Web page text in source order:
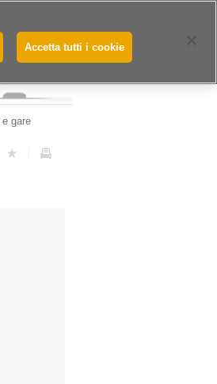
gare
Accetta tutti i cookie